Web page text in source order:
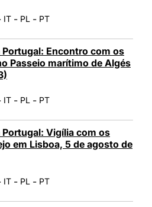
IT - PL - PT
Encontro com os
Passeio marítimo de Algés
IT - PL - PT
Vigília com os
em Lisboa, 5 de agosto de
IT - PL - PT